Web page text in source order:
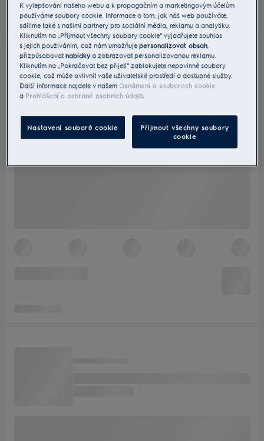
K vylepšování našeho webu a k propagačním a marketingovým účelům
používáme soubory cookie. Informace o tom, jak náš web používáte,
sdílíme také s našimi partnery pro sociální média, reklamu a analytiku.
Kliknutím na „Přijmout všechny soubory cookie“ vyjadřujete souhlas
s jejich používáním, což nám umožňujepersonalizovat obsah,
přizpůsobovatnabídky a zobrazovat personalizovanou reklamu.
Kliknutím na „Pokračovat bez přijetí“ zablokujete nepovinné soubory
cookie, což může ovlivnit vaše uživatelské prostředí a dostupné služby.
Další informace najdete v našemOznámení o souborech cookie
a Prohlášení o ochraně osobních údajů.
Nastavení souborů cookie
Přijmout všechny soubory
cookie